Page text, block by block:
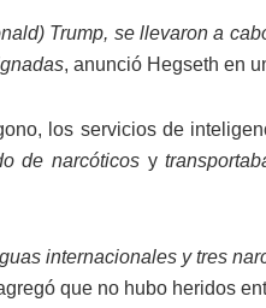
Trump, se llevaron a
, anunció Hegseth en
los servicios de
de narcóticos y
internacionales y tres
que no hubo heridos